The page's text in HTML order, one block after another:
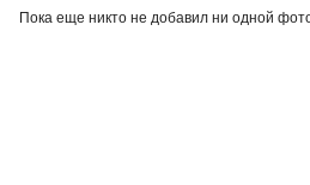
Пока еще никто не добавил ни одной